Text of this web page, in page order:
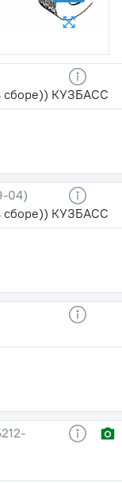
сборе)) КУЗБАСС
04)
сборе)) КУЗБАСС